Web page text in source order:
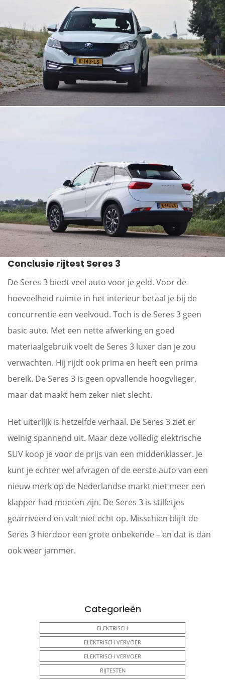
Conclusie rijtest Seres 3
De Seres 3 biedt veel auto voor je geld. Voor de
hoeveelheid ruimte in het interieur betaal je bij de
concurrentie een veelvoud. Toch is de Seres 3 geen
basic auto. Met een nette afwerking en goed
materiaalgebruik voelt de Seres 3 luxer dan je zou
verwachten. Hij rijdt ook prima en heeft een prima
bereik. De Seres 3 is geen opvallende hoogvlieger,
maar dat maakt hem zeker niet slecht.
Het uiterlijk is hetzelfde verhaal. De Seres 3 ziet er
weinig spannend uit. Maar deze volledig elektrische
SUV koop je voor de prijs van een middenklasser. Je
kunt je echter wel afvragen of de eerste auto van een
nieuw merk op de Nederlandse markt niet meer een
klapper had moeten zijn. De Seres 3 is stilletjes
gearriveerd en valt niet echt op. Misschien blijft de
Seres 3 hierdoor een grote onbekende – en dat is dan
ook weer jammer.
Categorieën
ELEKTRISCH
ELEKTRISCH VERVOER
ELEKTRISCH VERVOER
RIJTESTEN